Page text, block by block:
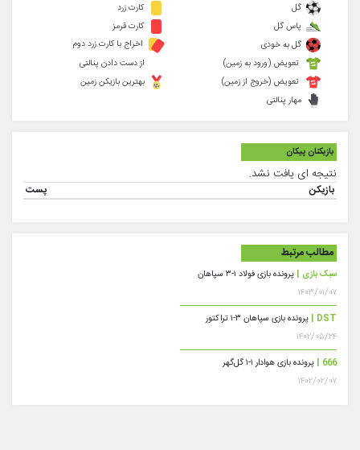
گل
پاس گل
گل به خودی
کارت زرد
کارت قرمز
اخراج با کارت زرد دوم
تعویض (ورود به زمین)
تعویض (خروج از زمین)
مهار پنالتی
از دست دادن پنالتی
بهترین بازیکن زمین
بازیکنان پیکان
نتیجه ای یافت نشد.
بازیکن پست
مطالب مرتبط
سبک بازی | پرونده بازی فولاد ۱-۳ سپاهان
۱۴۰۳/۰۱/۰۷
DST | پرونده بازی سپاهان ۳-۱ تراکتور
۱۴۰۲/۰۵/۲۴
666 | پرونده بازی هوادار ۱-۱ گل‌گهر
۱۴۰۲/۰۲/۰۷